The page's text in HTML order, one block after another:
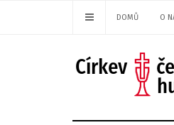
DOMŮ O